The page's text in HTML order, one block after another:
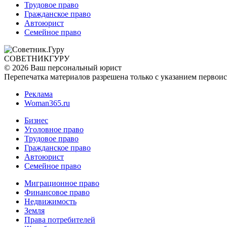
Трудовое право
Гражданское право
Автоюрист
Семейное право
СОВЕТНИКГУРУ
© 2026 Ваш персональный юрист
Перепечатка материалов разрешена только с указанием
Реклама
Woman365.ru
Бизнес
Уголовное право
Трудовое право
Гражданское право
Автоюрист
Семейное право
Миграционное право
Финансовое право
Недвижимость
Земля
Права потребителей